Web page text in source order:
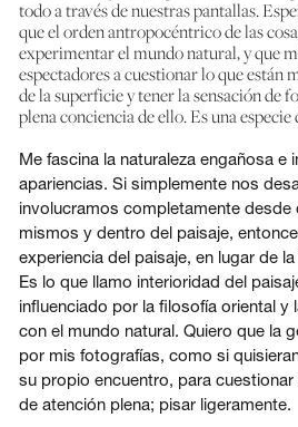
todo a través de nuestras pantallas.
que el orden antropocéntrico de las
experimentar el mundo natural, y que
espectadores a cuestionar lo que están
de la superficie y tener la sensación de
plena conciencia de ello. Es una especie
Me fascina la naturaleza engañosa e
apariencias. Si simplemente nos
involucramos completamente
mismos y dentro del paisaje,
experiencia del paisaje, en lugar de
Es lo que llamo interioridad del
influenciado por la filosofía oriental y
con el mundo natural. Quiero que la
por mis fotografías, como si
su propio encuentro, para
de atención plena; pisar ligeramente.